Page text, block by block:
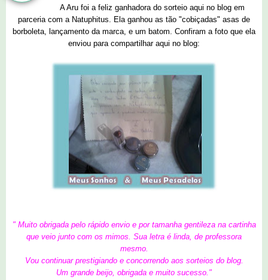
A Aru foi a feliz ganhadora do sorteio aqui no blog em
parceria com a Natuphitus. Ela ganhou as tão "cobiçadas" asas de
borboleta, lançamento da marca, e um batom. Confiram a foto que ela
enviou para compartilhar aqui no blog:
" Muito obrigada pelo rápido envio e por tamanha gentileza na cartinha
que veio junto com os mimos. Sua letra é linda, de professora
mesmo.
Vou continuar prestigiando e concorrendo aos sorteios do blog.
Um grande beijo, obrigada e muito sucesso."